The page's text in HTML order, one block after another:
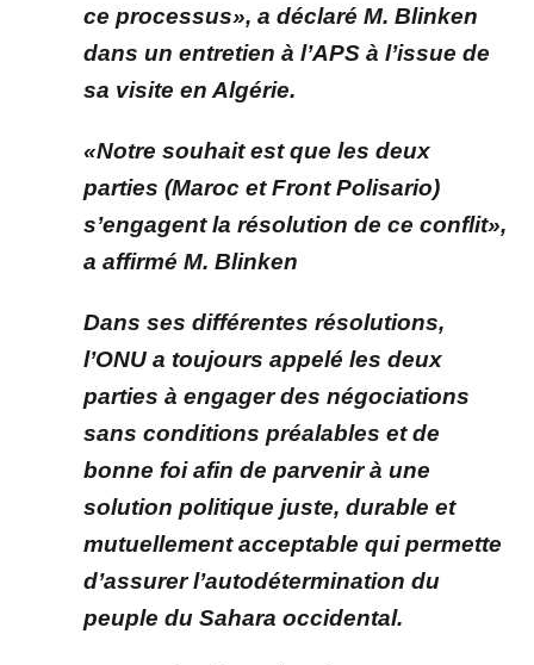
ce processus», a déclaré M. Blinken
dans un entretien à l’APS à l’issue de
sa visite en Algérie.
«Notre souhait est que les deux
parties (Maroc et Front Polisario)
s’engagent la résolution de ce conflit»,
a affirmé M. Blinken
Dans ses différentes résolutions,
l’ONU a toujours appelé les deux
parties à engager des négociations
sans conditions préalables et de
bonne foi afin de parvenir à une
solution politique juste, durable et
mutuellement acceptable qui permette
d’assurer l’autodétermination du
peuple du Sahara occidental.